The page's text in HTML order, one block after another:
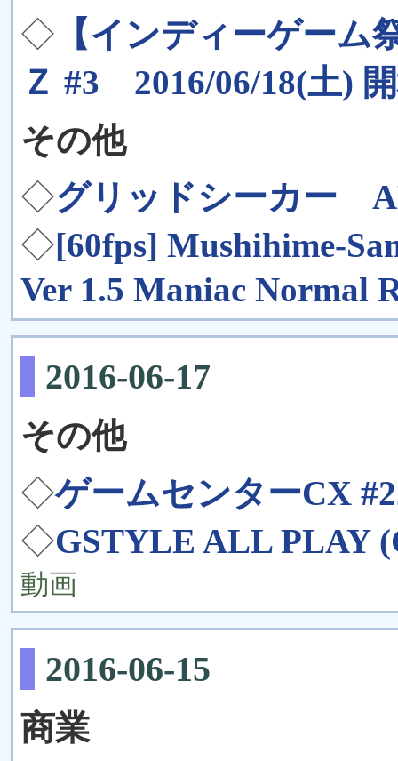
◇ 【インディーゲーム
Ｚ #3 2016/06/18(土)
その他
◇グリッドシーカー
◇[60fps] Mushihime-
Ver 1.5 Maniac Normal
2016-06-17
その他
◇ゲームセンターCX
◇GSTYLE ALL PLAY
動画
2016-06-15
商業